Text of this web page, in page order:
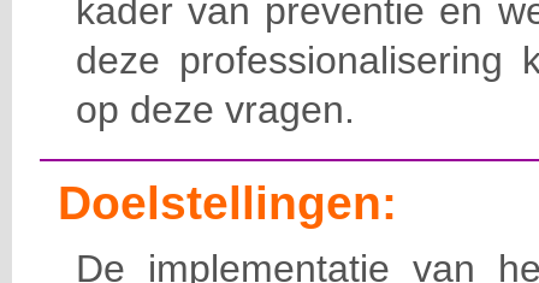
kader van preventie en
deze professionalisering
op deze vragen.
Doelstellingen:
De implementatie van